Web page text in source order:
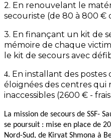
2. En renouvelant le
secouriste (de 80 à 800 €
3. En finançant un kit de
mémoire de chaque
le kit de secours avec
4. En installant des postes
éloignées des centres qui
inaccessibles (2600 € -
La mission de secours de SSF-
se poursuit : mise en place de
Nord-Sud, de Kiryat Shmona à